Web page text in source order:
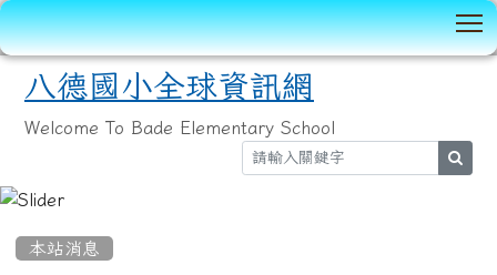
八德國小全球資訊網
Welcome To Bade Elementary School
本站消息